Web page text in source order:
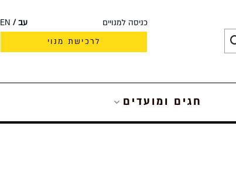
כניסה למנויים עב
EN
לרכישת מנוי
חגים ומועדים